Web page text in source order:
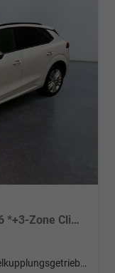
1.5 eTSI 150PS/110kW DSG7 2026 *+3-Zone Climatronic +ACC +Smart Amb*
Doppelkupplungsgetriebe (DSG)